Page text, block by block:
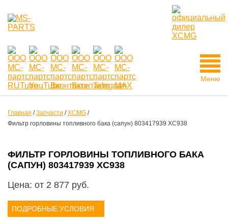
Меню
Главная /Запчасти /XCMG /
Фильтр горловины топливного бака (сапун) 803417939 XC938
ФИЛЬТР ГОРЛОВИНЫ ТОПЛИВНОГО БАКА
(САПУН) 803417939 XC938
Цена: от 2 877 руб.
ПОДРОБНЫЕ УСЛОВИЯ